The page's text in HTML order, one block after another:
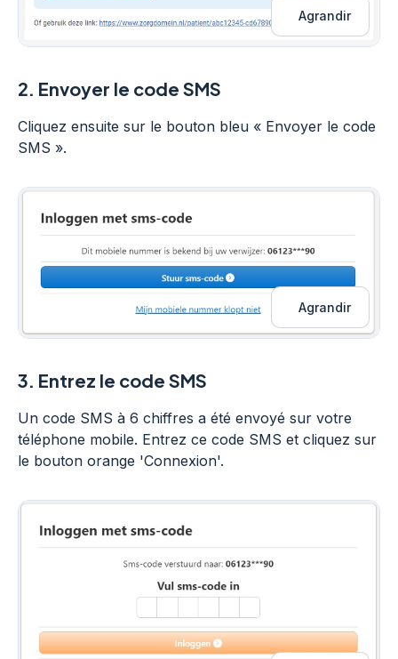
Agrandir
2. Envoyer le code SMS
Cliquez ensuite sur le bouton bleu « Envoyer le code
SMS ».
Agrandir
3. Entrez le code SMS
Un code SMS à 6 chiffres a été envoyé sur votre
téléphone mobile. Entrez ce code SMS et cliquez sur
le bouton orange 'Connexion'.